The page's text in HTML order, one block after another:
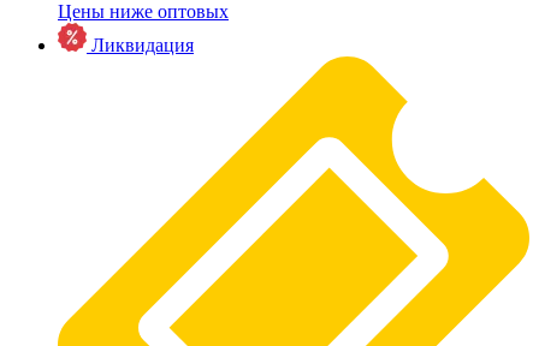
Цены ниже оптовых
Ликвидация